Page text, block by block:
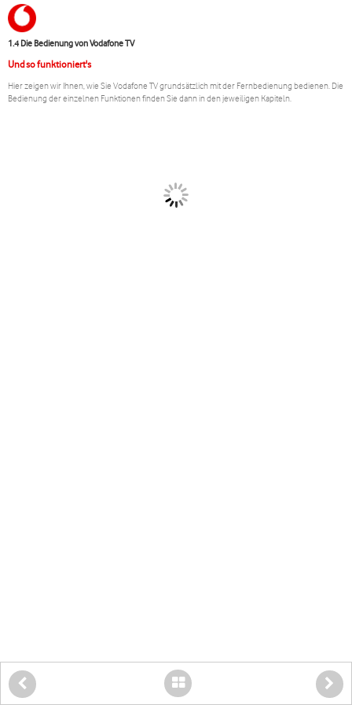
1.4 Die Bedienung von Vodafone TV
Und so funktioniert's
Hier zeigen wir Ihnen, wie Sie Vodafone TV grundsätzlich mit der Fernbedienung bedienen. Die
Bedienung der einzelnen Funktionen finden Sie dann in den jeweiligen Kapiteln.